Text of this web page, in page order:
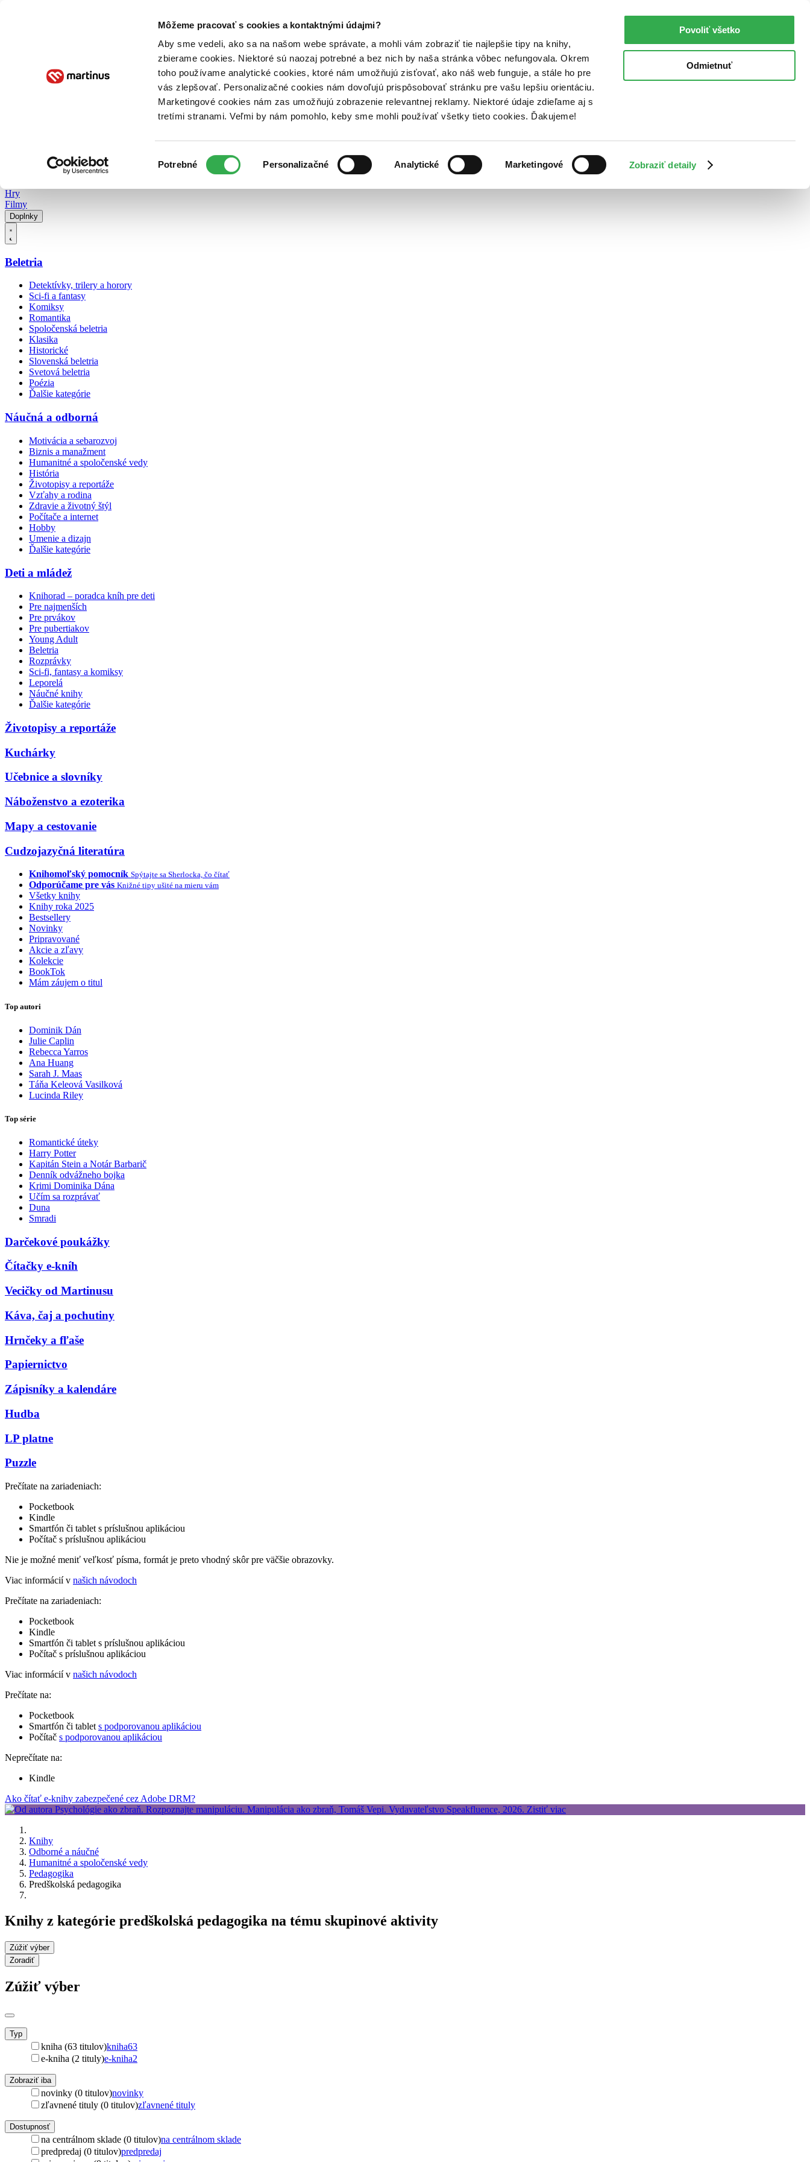
Môžeme pracovať s cookies a kontaktnými údajmi?
Aby sme vedeli, ako sa na našom webe správate, a mohli vám zobraziť tie najlepšie tipy na knihy,
zbierame cookies. Niektoré sú naozaj potrebné a bez nich by naša stránka vôbec nefungovala. Okrem
toho používame analytické cookies, ktoré nám umožňujú zisťovať, ako náš web funguje, a stále ho pre
vás zlepšovať. Personalizačné cookies nám dovoľujú prispôsobovať stránku pre vašu lepšiu orientáciu.
Marketingové cookies nám zas umožňujú zobrazenie relevantnej reklamy. Niektoré údaje zdieľame aj s
tretími stranami. Veľmi by nám pomohlo, keby sme mohli používať všetky tieto cookies. Ďakujeme!
súhlasu
Potrebné Personalizačné Analytické Marketingové Zobraziť detaily
Povoliť všetko
Odmietnuť
Poukážky Kontakt
Hry
Filmy
Doplnky
Beletria
Detektívky, trilery a horory
Sci-fi a fantasy
Komiksy
Romantika
Spoločenská beletria
Klasika
Historické
Slovenská beletria
Svetová beletria
Poézia
Ďalšie kategórie
Náučná a odborná
Motivácia a sebarozvoj
Biznis a manažment
Humanitné a spoločenské vedy
História
Životopisy a reportáže
Vzťahy a rodina
Zdravie a životný štýl
Počítače a internet
Hobby
Umenie a dizajn
Ďalšie kategórie
Deti a mládež
Knihorad – poradca kníh pre deti
Pre najmenších
Pre prvákov
Pre pubertiakov
Young Adult
Beletria
Rozprávky
Sci-fi, fantasy a komiksy
Leporelá
Náučné knihy
Ďalšie kategórie
Životopisy a reportáže
Kuchárky
Učebnice a slovníky
Náboženstvo a ezoterika
Mapy a cestovanie
Cudzojazyčná literatúra
Knihomoľský pomocník Spýtajte sa Sherlocka, čo čítať
Odporúčame pre vás Knižné tipy ušité na mieru vám
Všetky knihy
Knihy roka 2025
Bestsellery
Novinky
Pripravované
Akcie a zľavy
Kolekcie
BookTok
Mám záujem o titul
Top autori
Dominik Dán
Julie Caplin
Rebecca Yarros
Ana Huang
Sarah J. Maas
Táňa Keleová Vasilková
Lucinda Riley
Top série
Romantické úteky
Harry Potter
Kapitán Stein a Notár Barbarič
Denník odvážneho bojka
Krimi Dominika Dána
Učím sa rozprávať
Duna
Smradi
Darčekové poukážky
Čítačky e-kníh
Vecičky od Martinusu
Káva, čaj a pochutiny
Hrnčeky a fľaše
Papiernictvo
Zápisníky a kalendáre
Hudba
LP platne
Puzzle
Prečítate na zariadeniach:
Pocketbook
Kindle
Smartfón či tablet s príslušnou aplikáciou
Počítač s príslušnou aplikáciou
Nie je možné meniť veľkosť písma, formát je preto vhodný skôr pre väčšie obrazovky.
Viac informácií v našich návodoch
Prečítate na zariadeniach:
Pocketbook
Kindle
Smartfón či tablet s príslušnou aplikáciou
Počítač s príslušnou aplikáciou
Viac informácií v našich návodoch
Prečítate na:
Pocketbook
Smartfón či tablet s podporovanou aplikáciou
Počítač s podporovanou aplikáciou
Neprečítate na:
Kindle
Ako čítať e-knihy zabezpečené cez Adobe DRM?
Knihy
Odborné a náučné
Humanitné a spoločenské vedy
Pedagogika
Predškolská pedagogika
Knihy z kategórie predškolská pedagogika na tému skupinové aktivity
Zúžiť výber
Zoradiť
Zúžiť výber
Typ
kniha (63 titulov)kniha63
e-kniha (2 tituly)e-kniha2
Zobraziť iba
novinky (0 titulov)novinky
zľavnené tituly (0 titulov)zľavnené tituly
Dostupnosť
na centrálnom sklade (0 titulov)na centrálnom sklade
predpredaj (0 titulov)predpredaj